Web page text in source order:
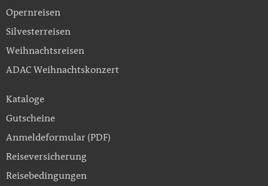
Opernreisen
Silvesterreisen
Weihnachtsreisen
ADAC Weihnachtskonzert
Kataloge
Gutscheine
Anmeldeformular (PDF)
Reiseversicherung
Reisebedingungen